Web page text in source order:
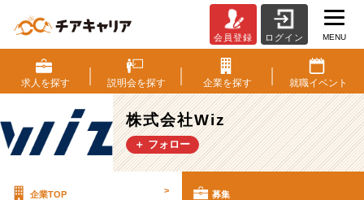
式
会
社
Wiz
の
採
会員登録 ログイン MENU
求人を探す 説明会を探す 企業を探す 就職イベント
株式会社Wiz
＋ フォロー
企業TOP > 募集